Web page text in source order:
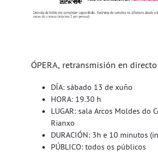
ÓPERA, retransmisión en
DÍA: sábado 13 de xuño
HORA: 19.30 h
LUGAR: sala Arcos Moldes do
Rianxo
DURACIÓN: 3h e 10 minutos
PÚBLICO: todos os públicos